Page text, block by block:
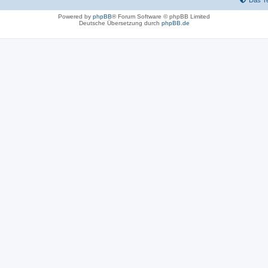
Powered by phpBB® Forum Software © phpBB Limited
Deutsche Übersetzung durch phpBB.de